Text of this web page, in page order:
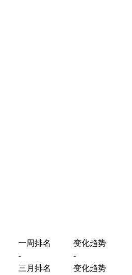
一周排名
变化趋势
-
-
三月排名
变化趋势